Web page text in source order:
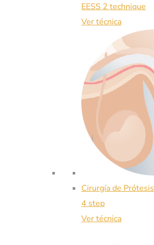
EESS 2 technique
Ver técnica
Cirurgía de Prótesis
4 step
Ver técnica